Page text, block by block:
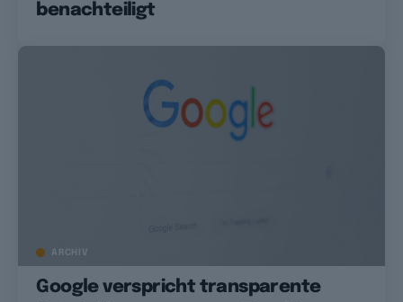
benachteiligt
ARCHIV
Google verspricht transparente